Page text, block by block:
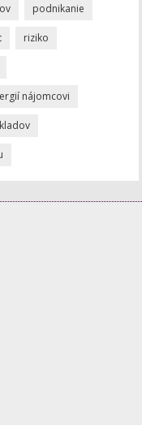
podnikanie
riziko
nájomcovi